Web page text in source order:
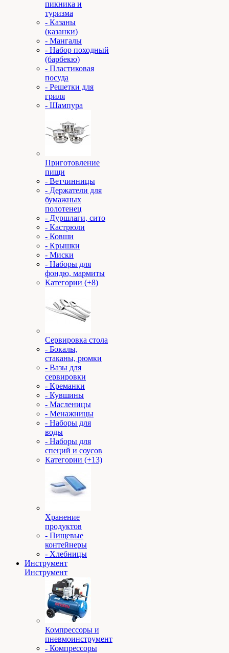
пикника и
туризма
- Казаны
(казанки)
- Мангалы
- Набор походный
(барбекю)
- Пластиковая
посуда
- Решетки для
гриля
- Шампура
Приготовление
пищи
- Ветчинницы
- Держатели для
бумажных
полотенец
- Дуршлаги, сито
- Кастрюли
- Ковши
- Крышки
- Миски
- Наборы для
фондю, мармиты
Категории (+8)
Сервировка стола
- Бокалы,
стаканы, рюмки
- Вазы для
сервировки
- Креманки
- Кувшины
- Масленицы
- Менажницы
- Наборы для
воды
- Наборы для
специй и соусов
Категории (+13)
Хранение
продуктов
- Пищевые
контейнеры
- Хлебницы
Инструмент
Инструмент
Компрессоры и
пневмоинструмент
- Компрессоры